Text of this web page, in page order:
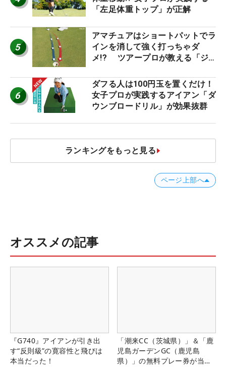
「左足体重トップ」が正解
5
アマチュアはショートパットでラ
インを消して強く打っちゃダ
メ!? ツアープロが教える「ジ
減するワケ
6
ダフる人は100円玉を置くだけ！
女子プロが実践するアイアン「ダ
ウンブロードリル」が効果抜群
ランキングをもっと見る
ページ上部へ
オススメの記事
『G740』アイアンが引き出
す“反則級”の寛容性と飛びは
本当だった！
「潮来CC（茨城県）」＆「鹿
児島ガーデンGC（鹿児島
県）」の無料プレー券が当た